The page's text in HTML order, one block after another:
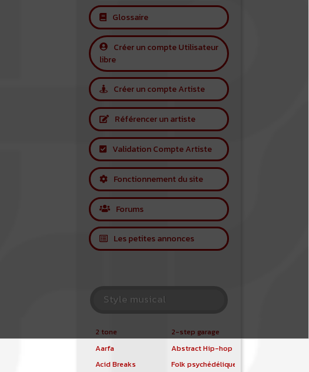
Glossaire
Créer un compte Utilisateur
libre
Créer un compte Artiste
Référencer un artiste
Validation Compte Artiste
Fonctionnement du site
Forums
Les petites annonces
Style musical
2 tone
2-step garage
Aarfa
Abstract Hip-hop
Acid Breaks
Folk psychédélique